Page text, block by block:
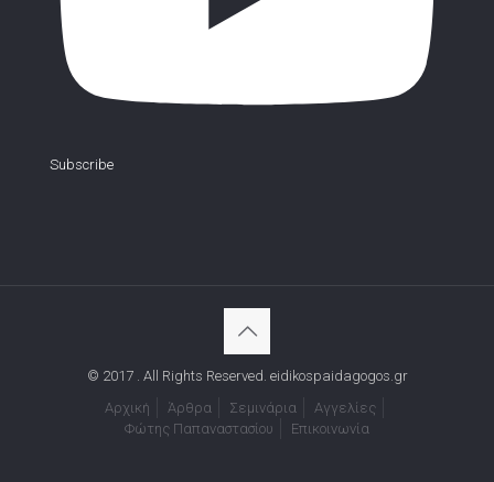
Subscribe
© 2017 . All Rights Reserved. eidikospaidagogos.gr
Αρχική
Άρθρα Σεμινάρια
Αγγελίες
Φώτης Παπαναστασίου
Επικοινωνία